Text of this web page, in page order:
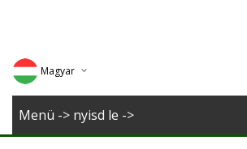
Magyar
Deutsch
Menü -> nyisd le ->